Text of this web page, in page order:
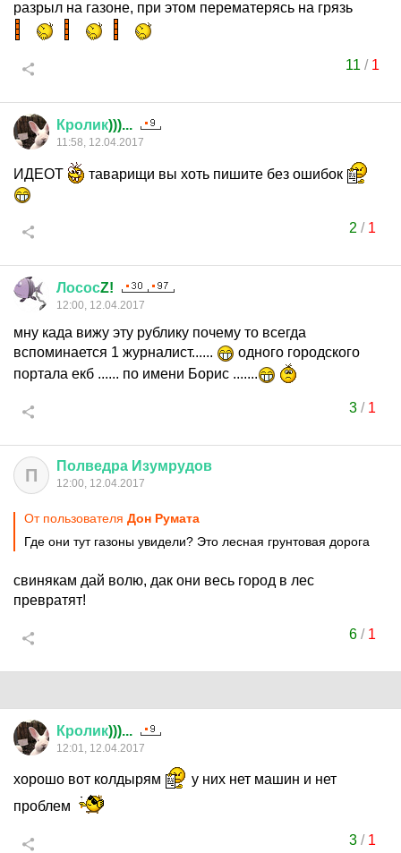
разрыл на газоне, при этом перематерясь на грязь
11 / 1
Кролик)))...
11:58, 12.04.2017
ИДЕОТ таварищи вы хоть пишите без ошибок
2 / 1
ЛососZ!
12:00, 12.04.2017
мну када вижу эту рублику почему то всегда
вспоминается 1 журналист......
одного городского
портала екб ...... по имени Борис .......
3/ 1
П Полведра Изумрудов
12:00, 12.04.2017
От пользователя Дон Руматa
Где они тут газоны увидели? Это лесная грунтовая дорога
свинякам дай волю, дак они весь город в лес
превратят!
6/ 1
Кролик)))...
12:01, 12.04.2017
хорошо вот колдырям
у них нет машин и нет
проблем
3/ 1